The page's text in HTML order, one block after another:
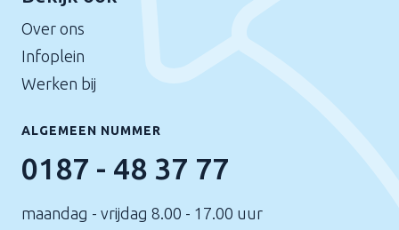
Over ons
Infoplein
Werken bij
ALGEMEEN NUMMER
0187 - 48 37 77
maandag - vrijdag 8.00 - 17.00 uur